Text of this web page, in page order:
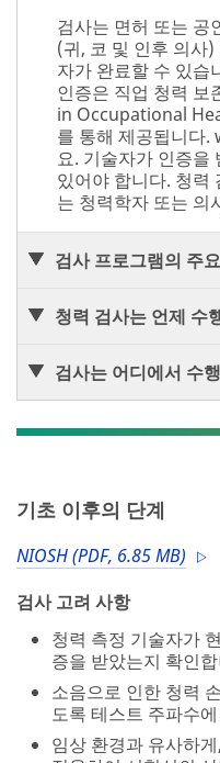
검사는 면허 또는 공
(귀, 코 및 인후 의사
자가 완료할 수 있습
인증은 직업 청력
in Occupational
를 통해 제공됩니다
요. 기술자가 인증을
있어야 합니다. 청력
는 청력학자 또는 의
검사 프로그램의 주
청력 검사는 언제 수
검사는 어디에서 수
기초 이후의 단계
NIOSH (PDF, 6.85 MB)
검사 고려 사항
청력 측정 기술자가
증을 받았는지 확인
소음으로 인한 청력
도록 테스트 주파수
임상 환경과 유사하